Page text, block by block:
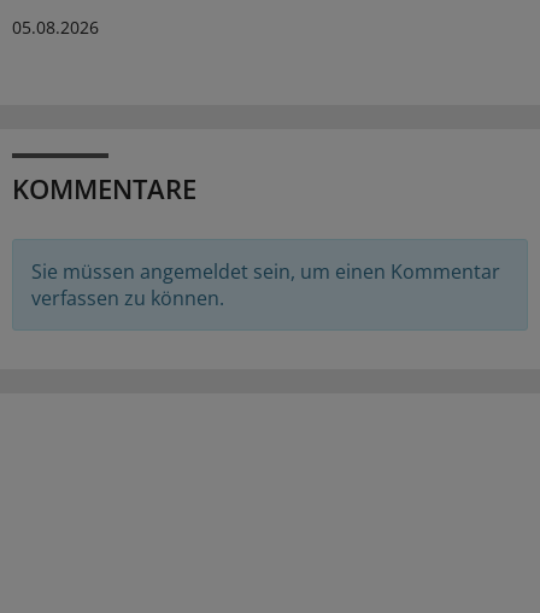
05.08.2026
KOMMENTARE
Sie müssen angemeldet sein, um einen Kommentar
verfassen zu können.